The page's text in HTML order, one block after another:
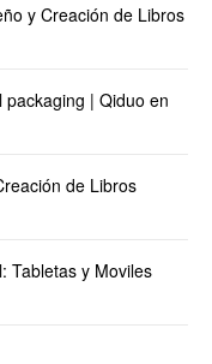
y Creación de Libros
| Qiduo en
de Libros
Tabletas y Moviles